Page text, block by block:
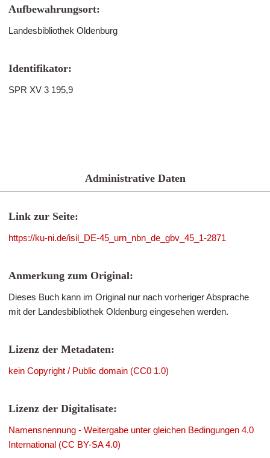
Aufbewahrungsort:
Landesbibliothek Oldenburg
Identifikator:
SPR XV 3 195,9
Administrative Daten
Link zur Seite:
https://ku-ni.de/isil_DE-45_urn_nbn_de_gbv_45_1-2871
Anmerkung zum Original:
Dieses Buch kann im Original nur nach vorheriger Absprache
mit der Landesbibliothek Oldenburg eingesehen werden.
Lizenz der Metadaten:
kein Copyright / Public domain (CC0 1.0)
Lizenz der Digitalisate:
Namensnennung - Weitergabe unter gleichen Bedingungen 4.0
International (CC BY-SA 4.0)